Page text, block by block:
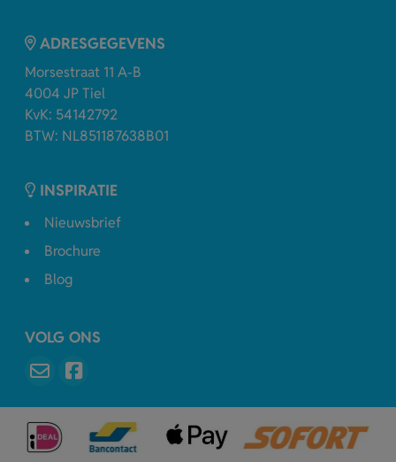
ADRESGEGEVENS
Morsestraat 11 A-B
4004 JP Tiel
KvK: 54142792
BTW: NL851187638B01
INSPIRATIE
Nieuwsbrief
Brochure
Blog
VOLG ONS